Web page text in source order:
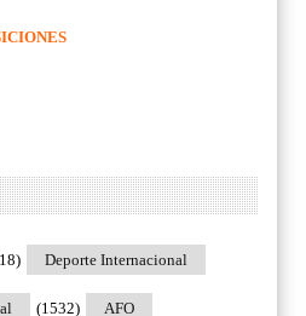
Deporte Internacional
AFO
(1532)